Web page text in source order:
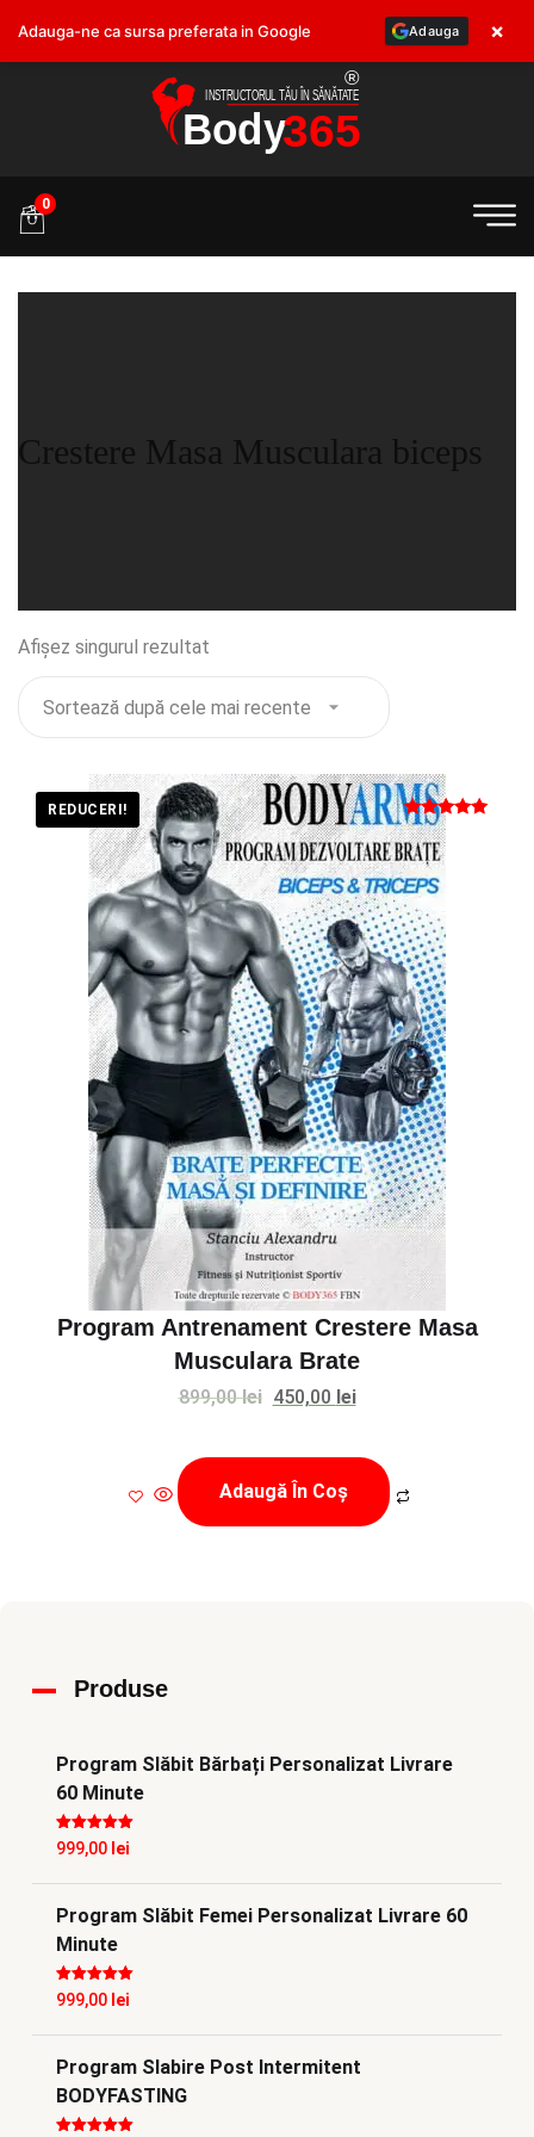
0
Crestere Masa Musculara biceps
Afișez singurul rezultat
REDUCERI!
Program Antrenament Crestere Masa
Musculara Brate
Evaluat la
5
din 5
899,00lei Prețul
a
fost:
899,00 lei.
450,00 leiPrețul
este:
450,00 lei.
Adaugă În Coș
Produse
Program Slăbit Bărbați Personalizat Livrare
60 Minute
Evaluat la5
din 5
999,00 lei
Program Slăbit Femei Personalizat Livrare 60
Minute
Evaluat la5
din 5
999,00 lei
Program Slabire Post Intermitent
BODYFASTING
Adauga-ne ca sursa preferata in Google Adauga ×